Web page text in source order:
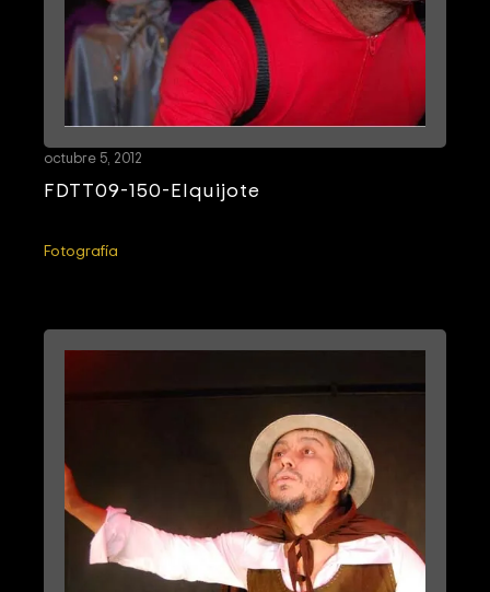
FDTT09-150-Elquijote
octubre 5, 2012
Fotografía